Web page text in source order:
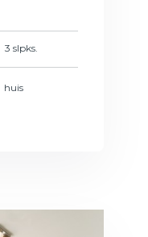
3 slpks.
huis